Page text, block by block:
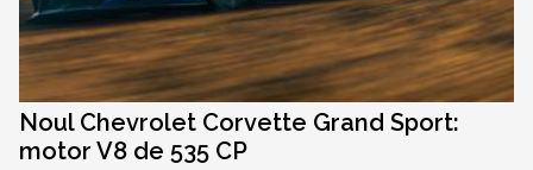
Noul Chevrolet Corvette Grand Sport:
motor V8 de 535 CP